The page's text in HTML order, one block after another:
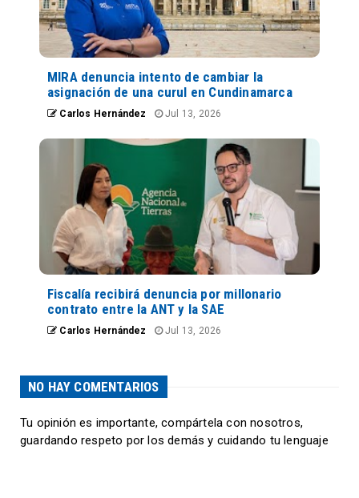
MIRA denuncia intento de cambiar la
asignación de una curul en Cundinamarca
Carlos Hernández Jul 13, 2026
Fiscalía recibirá denuncia por millonario
contrato entre la ANT y la SAE
Carlos Hernández Jul 13, 2026
NO HAY COMENTARIOS
Tu opinión es importante, compártela con nosotros,
guardando respeto por los demás y cuidando tu lenguaje